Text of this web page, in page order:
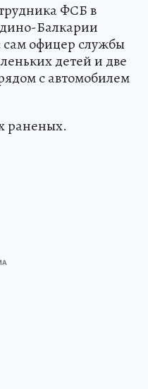
ФСБ в
Балкарии
сам офицер службы
детей и две
с автомобилем
раненых.